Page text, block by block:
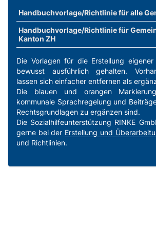
SKOS-RL, Kapitel C.3.1
Grundbedarf im Allgemeinen
Handbuchvorlage/Richtlinie für alle
Handbuchvorlage/Richtlinie für
Kanton ZH
Die Vorlagen für die Erstellung
bewusst ausführlich gehalten.
lassen sich einfacher entfernen als
Die blauen und orangen
kommunale Sprachregelung und
Rechtsgrundlagen zu ergänzen sind.
Die Sozialhilfeunterstützung RINKE
gerne bei der Erstellung und
und Richtlinien.